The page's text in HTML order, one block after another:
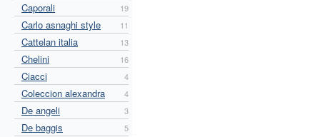
Caporali 19
Carlo asnaghi style 11
Cattelan italia 13
Chelini 16
Ciacci 4
Coleccion alexandra 4
De angeli 3
De baggis 5